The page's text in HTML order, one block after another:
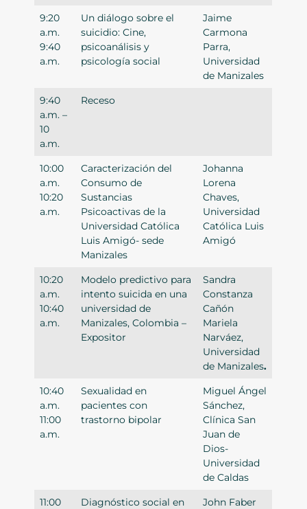
9:20
a.m.
9:40
a.m.
Un diálogo sobre el
suicidio: Cine,
psicoanálisis y
psicología social
Jaime
Carmona
Parra,
Universidad
de Manizales
9:40
a.m. –
10
a.m.
Receso
10:00
a.m.
10:20
a.m.
Caracterización del
Consumo de
Sustancias
Psicoactivas de la
Universidad Católica
Luis Amigó- sede
Manizales
Johanna
Lorena
Chaves,
Universidad
Católica Luis
Amigó
10:20
a.m.
10:40
a.m.
Modelo predictivo para
intento suicida en una
universidad de
Manizales, Colombia –
Expositor
Sandra
Constanza
Cañón
Mariela
Narváez,
Universidad
de Manizales.
10:40
a.m.
11:00
a.m.
Sexualidad en
pacientes con
trastorno bipolar
Miguel Ángel
Sánchez,
Clínica San
Juan de
Dios-
Universidad
de Caldas
11:00
Diagnóstico social en
John Faber